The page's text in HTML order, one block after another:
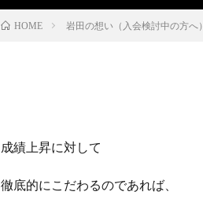
HOME 岩田の想い（入会検討中の方へ）
成績上昇に対して
徹底的にこだわるのであれば、